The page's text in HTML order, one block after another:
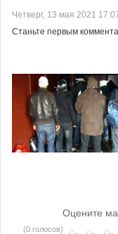
Четверг, 13 мая 2021
Станьте первым
Оцените
(0 голосов)